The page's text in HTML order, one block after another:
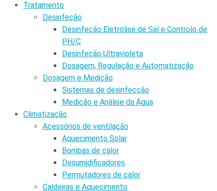
Tratamento
Desinfeção
Desinfeção Eletrólise de Sal e Controlo de
PH/C
Desinfeção Ultravioleta
Dosagem, Regulação e Automatização
Dosagem e Medição
Sistemas de desinfecção
Medição e Análise da Água
Climatização
Acessórios de ventilação
Aquecimento Solar
Bombas de calor
Desumidificadores
Permutadores de calor
Caldeiras e Aquecimento